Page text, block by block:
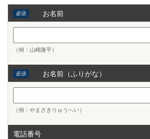
お名前
必須
（例：山崎隆平）
お名前（ふりがな）
必須
（例：やまざきりゅうへい）
電話番号